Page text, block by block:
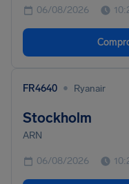
06/08/2026
FR4640 • Ryanair
Stockholm
ARN
06/08/2026